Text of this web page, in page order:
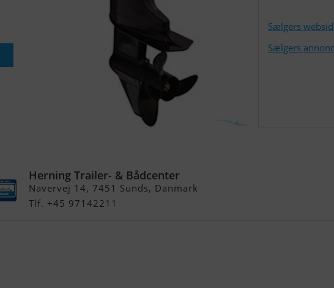
Sælgers
Sælgers
Herning Trailer- & Bådcenter
Navervej 14, 7451 Sunds, Danmark
Tlf. +45 97142211